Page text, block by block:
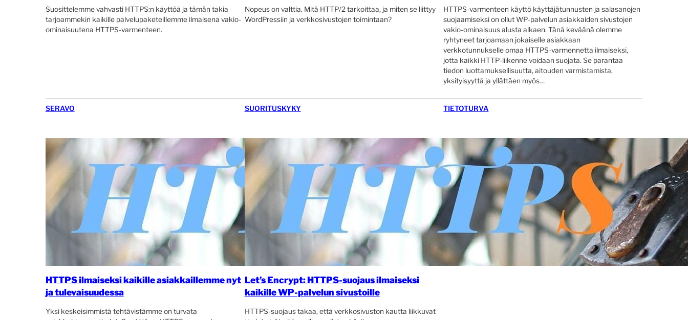
Suosittelemme vahvasti HTTPS:n käyttöä ja tämän takia
tarjoammekin kaikille palvelupaketeillemme ilmaisena vakio-
ominaisuutena HTTPS-varmenteen.
SERAVO
Nopeus on valttia. Mitä HTTP/2 tarkoittaa, ja miten se liittyy
WordPressiin ja verkkosivustojen toimintaan?
SUORITUSKYKY
HTTPS-varmenteen käyttö käyttäjätunnusten ja salasanojen
suojaamiseksi on ollut WP-palvelun asiakkaiden sivustojen
vakio-ominaisuus alusta alkaen. Tänä keväänä olemme
ryhtyneet tarjoamaan jokaiselle asiakkaan
verkkotunnukselle omaa HTTPS-varmennetta ilmaiseksi,
jotta kaikki HTTP-liikenne voidaan suojata. Se parantaa
tiedon luottamuksellisuutta, aitouden varmistamista,
yksityisyyttä ja yllättäen myös…
TIETOTURVA
HTTPS ilmaiseksi kaikille asiakkaillemme nyt
ja tulevaisuudessa
Yksi keskeisimmistä tehtävistämme on turvata
Let’s Encrypt: HTTPS-suojaus ilmaiseksi
kaikille WP-palvelun sivustoille
HTTPS-suojaus takaa, että verkkosivuston kautta liikkuvat